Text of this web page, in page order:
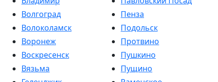
Волгоград
Волоколамск
Воронеж
Воскресенск
Вязьма
Пенза
Подольск
Протвино
Пушкино
Пущино